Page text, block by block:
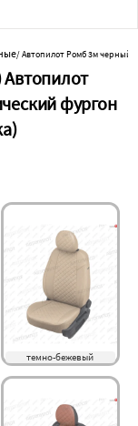
/Автопилот Ромб 3м черный/
фургон
темно-бежевый